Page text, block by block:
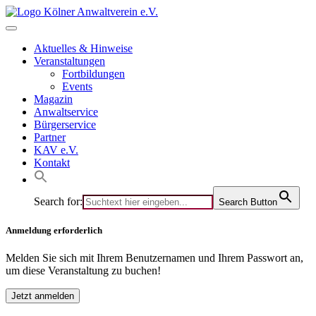
Skip
to
Aktuelles & Hinweise
Veranstaltungen
Fortbildungen
Events
Magazin
Anwaltservice
Bürgerservice
Partner
KAV e.V.
Kontakt
Search for: Search Button
Anmeldung erforderlich
Melden Sie sich mit Ihrem Benutzernamen und Ihrem Passwort an,
um diese Veranstaltung zu buchen!
Jetzt anmelden